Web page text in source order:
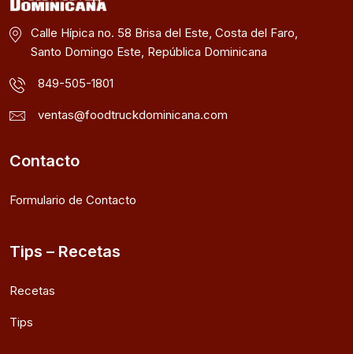
Calle Hípica no. 58 Brisa del Este, Costa del Faro,
Santo Domingo Este, República Dominicana
849-505-1801
ventas@foodtruckdominicana.com
Contacto
Formulario de Contacto
Tips – Recetas
Recetas
Tips